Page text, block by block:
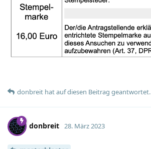
donbreit hatauf diesen Beitrag geantwortet.
donbreit 28. März 2023